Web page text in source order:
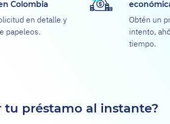
Colombia
en detalle y
papeleos.
Obtén un
intento,
tiempo.
tu préstamo al instante?